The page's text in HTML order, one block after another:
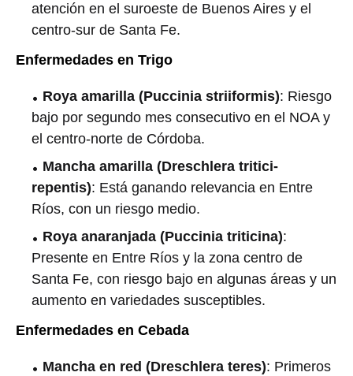
atención en el suroeste de Buenos Aires y el
centro-sur de Santa Fe.
Enfermedades en Trigo
Roya amarilla (Puccinia striiformis): Riesgo
bajo por segundo mes consecutivo en el NOA y
el centro-norte de Córdoba.
Mancha amarilla (Dreschlera tritici-
repentis): Está ganando relevancia en Entre
Ríos, con un riesgo medio.
Roya anaranjada (Puccinia triticina):
Presente en Entre Ríos y la zona centro de
Santa Fe, con riesgo bajo en algunas áreas y un
aumento en variedades susceptibles.
Enfermedades en Cebada
Mancha en red (Dreschlera teres): Primeros